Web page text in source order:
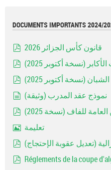
DOCUMENTS IMPORTANTS 2024/
قانون كأس الجزائر 2026
(نسخة أكتوبر 2025)
(نسخة أكتوبر 2025)
نموذج عقد المدرب (وثيقة)
العامة للفاف (نسخة 2025)
تعليمة
(تعديل عقوبة الإحتجاج)
Réglements de la coupe